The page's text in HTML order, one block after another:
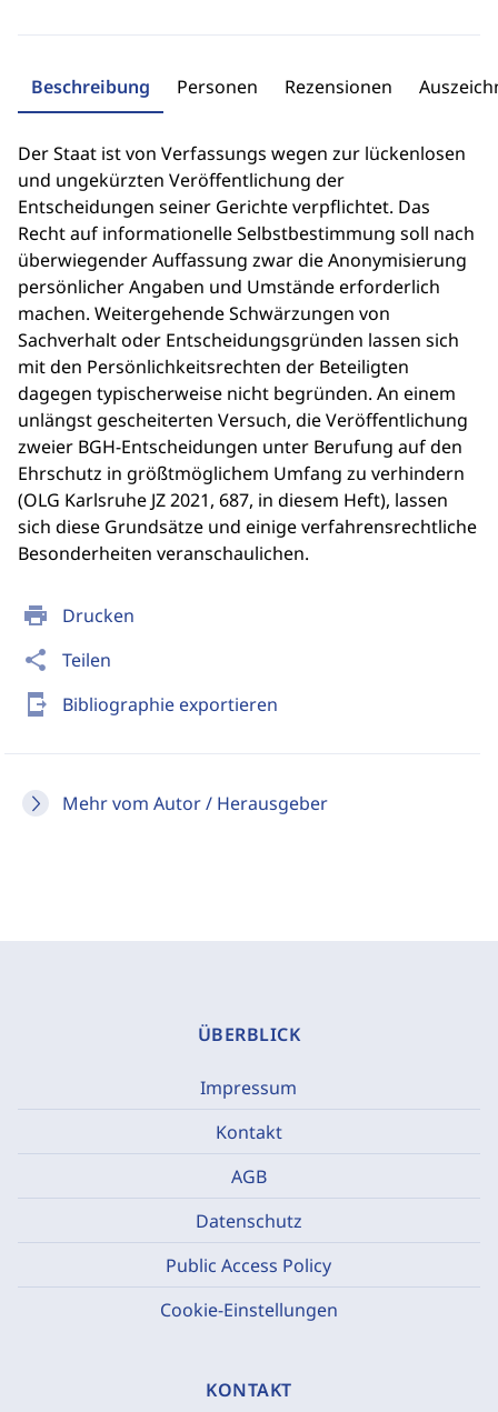
print Drucken
share Teilen
send_to_mobile Bibliographie exportieren
Mehr vom Autor / Herausgeber
Beschreibung Personen Rezensionen
Der Staat ist von Verfassungs wegen zur lückenlosen
und ungekürzten Veröffentlichung der
Entscheidungen seiner Gerichte verpflichtet. Das
Recht auf informationelle Selbstbestimmung soll nach
überwiegender Auffassung zwar die Anonymisierung
persönlicher Angaben und Umstände erforderlich
machen. Weitergehende Schwärzungen von
Sachverhalt oder Entscheidungsgründen lassen sich
mit den Persönlichkeitsrechten der Beteiligten
dagegen typischerweise nicht begründen. An einem
unlängst gescheiterten Versuch, die Veröffentlichung
zweier BGH-Entscheidungen unter Berufung auf den
Ehrschutz in größtmöglichem Umfang zu verhindern
(OLG Karlsruhe JZ 2021, 687, in diesem Heft), lassen
sich diese Grundsätze und einige verfahrensrechtliche
Besonderheiten veranschaulichen.
ÜBERBLICK
Impressum
Kontakt
AGB
Datenschutz
Public Access Policy
Cookie-Einstellungen
KONTAKT